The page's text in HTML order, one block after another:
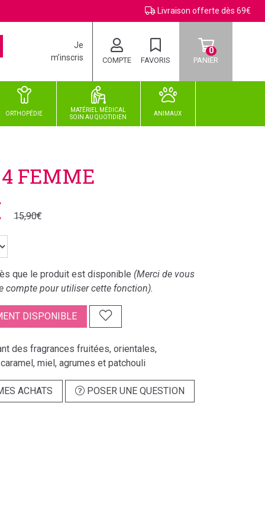
Livraison offerte dès 69€
Je
m’inscris
COMPTE FAVORIS PANIER
0
ORTHOPÉDIE
MATÉRIEL MÉDICAL
SOINAUQUOTIDIEN
ANIMAUX
FEMME
15,90€
que le produit est disponible (Merci de vous
compte pour utiliser cette fonction).
DISPONIBLE
des fragrances fruitées, orientales,
miel, agrumes et patchouli
ACHATS POSER UNE QUESTION